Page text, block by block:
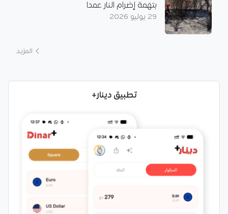
بتهمة إضرام النار عمدا
29 يوليو 2026
المزيد
تطبيق دينار+